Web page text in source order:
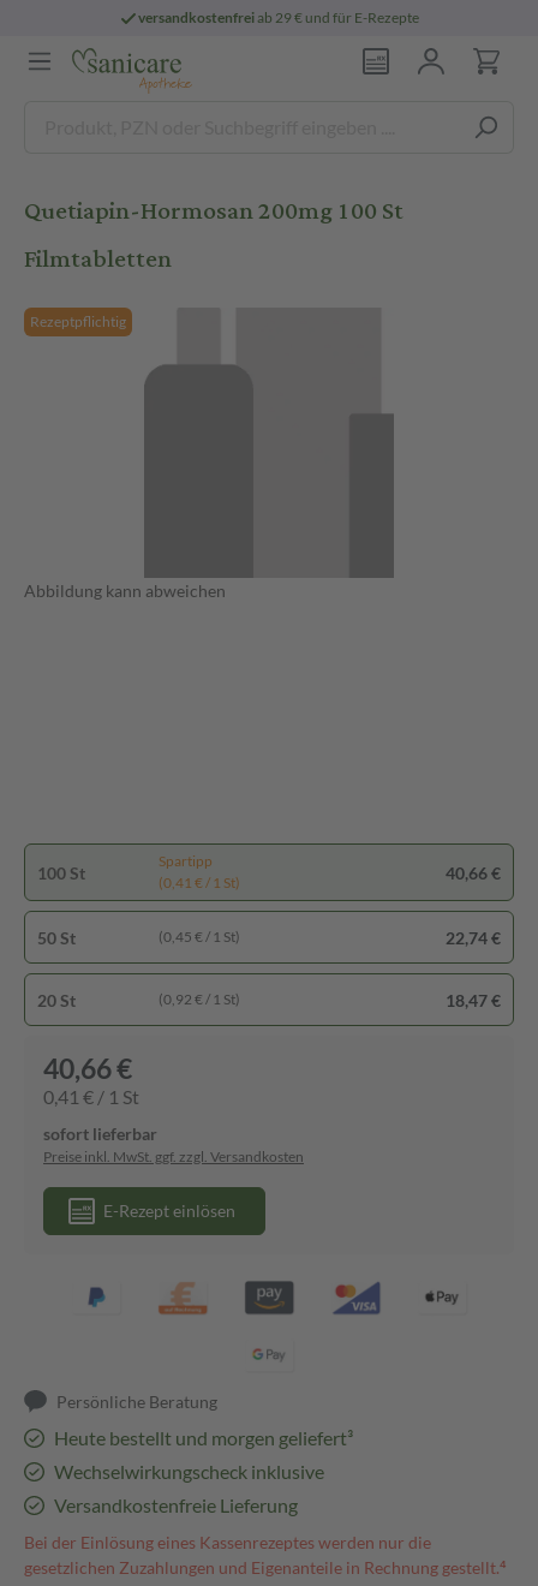
versandkostenfreiab 29 € und für E-Rezepte
Quetiapin-Hormosan 200mg 100 St
Filmtabletten
Rezeptpflichtig
Abbildung kann abweichen
100 St
Spartipp
(0,41 € / 1 St)
40,66 €
50 St (0,45 € / 1 St) 22,74 €
20 St (0,92 € / 1 St) 18,47 €
40,66 €
0,41 € / 1 St
sofort lieferbar
Preise inkl. MwSt. ggf. zzgl. Versandkosten
E-Rezept einlösen
Persönliche Beratung
Heute bestellt und morgen geliefert³
Wechselwirkungscheck inklusive
Versandkostenfreie Lieferung
Bei der Einlösung eines Kassenrezeptes werden nur die
gesetzlichen Zuzahlungen und Eigenanteile in Rechnung gestellt.⁴